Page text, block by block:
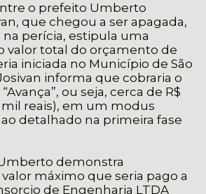
o prefeito Umberto
que chegou a ser apagada,
perícia, estipula uma
valor total do orçamento de
iniciada no Município de São
informa que cobraria o
ou seja, cerca de R$
mil reais), em um modus
detalhado na primeira fase
demonstra
máximo que seria pago a
de Engenharia LTDA